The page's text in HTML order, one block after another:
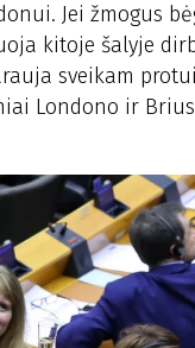
Jei žmogus
kitoje šalyje
sveikam
Londono ir